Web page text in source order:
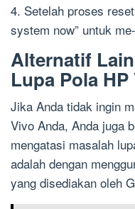
4. Setelah proses
system now” untuk
Alternatif
Lupa Pola HP
Jika Anda tidak ingin
Vivo Anda, Anda juga
mengatasi masalah
adalah dengan
yang disediakan oleh